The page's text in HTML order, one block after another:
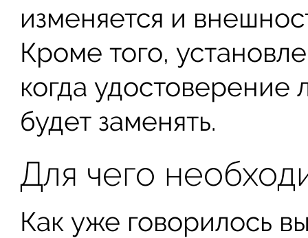
изменяется и
Кроме того,
когда
будет заменять.
Для чего
Как уже говорилось